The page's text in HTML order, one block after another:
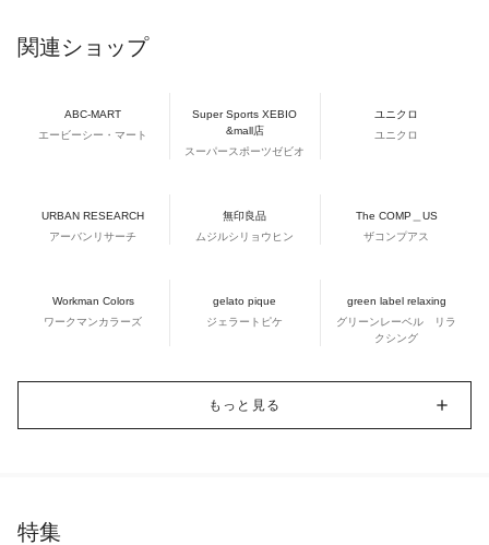
関連ショップ
ABC-MART
エービーシー・マート
Super Sports XEBIO
&mall店
スーパースポーツゼビオ
ユニクロ
ユニクロ
URBAN RESEARCH
アーバンリサーチ
無印良品
ムジルシリョウヒン
The COMP＿US
ザコンプアス
Workman Colors
ワークマンカラーズ
gelato pique
ジェラートピケ
green label relaxing
グリーンレーベル リラ
クシング
もっと見る
特集